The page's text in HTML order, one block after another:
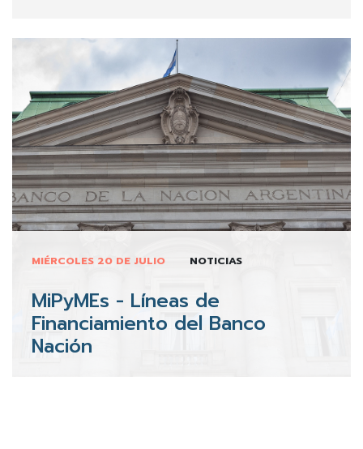
MIÉRCOLES 20 DE JULIO NOTICIAS
MiPyMEs - Líneas de
Financiamiento del Banco
Nación